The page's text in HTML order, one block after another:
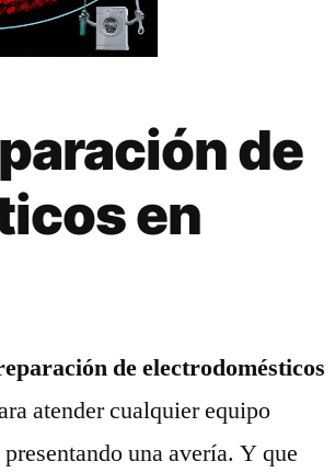
de
en
de electrodomésticos
atender cualquier equipo
una avería. Y que